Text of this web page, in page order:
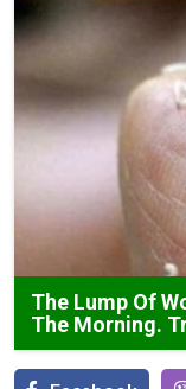
The Lump Of
The Morning.